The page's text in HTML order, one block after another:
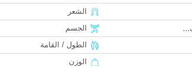
الشعر
الجسم
الطول / القامة
الوزن